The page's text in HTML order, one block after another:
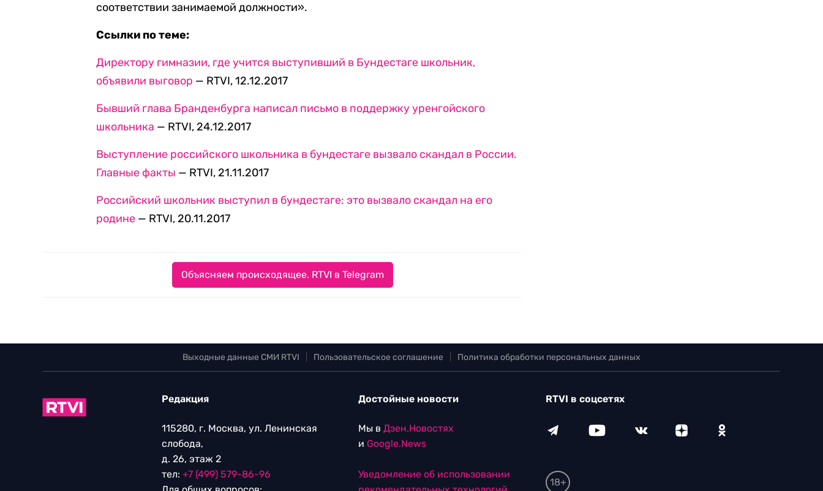
соответствии занимаемой должности».
Ссылки по теме:
Директору гимназии, где учится выступивший в Бундестаге школьник,
объявили выговор — RTVI, 12.12.2017
Бывший глава Бранденбурга написал письмо в поддержку уренгойского
школьника — RTVI, 24.12.2017
Выступление российского школьника в бундестаге вызвало скандал в России.
Главные факты — RTVI, 21.11.2017
Российский школьник выступил в бундестаге: это вызвало скандал на его
родине — RTVI, 20.11.2017
Объясняем происходящее. RTVI в Telegram
Выходные данные СМИ RTVI Пользовательское соглашение Политика обработки персональных данных
Редакция
115280, г. Москва, ул. Ленинская
слобода,
д. 26, этаж 2
тел: +7 (499) 579-86-96
Достойные новости
Мы в Дзен.Новостях
и Google.News
Уведомление об использовании
RTVI в соцсетях
18+